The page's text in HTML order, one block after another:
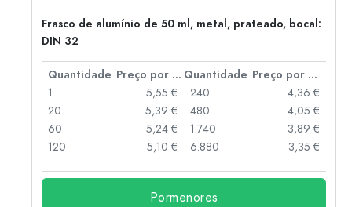
Frasco de alumínio de 50 ml, metal, prateado, bocal:
DIN 32
Quantidade Preço por peça Quantidade
Preço por peça
1
5,55 €
20
5,39 €
60
5,24 €
120
5,10 €
240
4,36 €
480
4,05 €
1.740
3,89 €
6.880
3,35 €
Pormenores